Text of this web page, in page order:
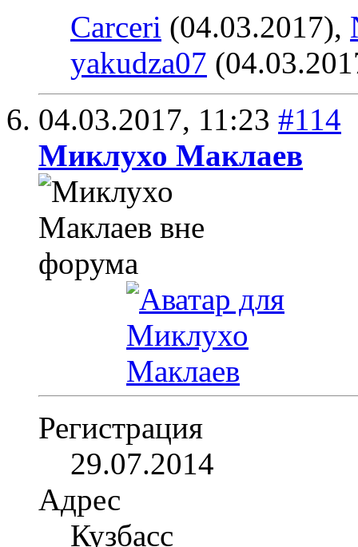
Carceri (04.03.2017),
yakudza07
04.03.2017, 11:23 #114
Миклухо Маклаев
Регистрация
29.07.2014
Адрес
Кузбасс